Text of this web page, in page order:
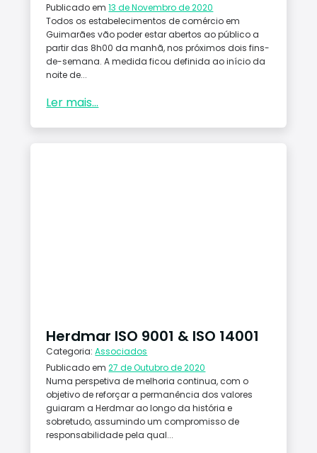
Publicado em13 de Novembro de 2020
Todos os estabelecimentos de comércio em
Guimarães vão poder estar abertos ao público a
partir das 8h00 da manhã, nos próximos dois fins-
de-semana. A medida ficou definida ao início da
noite de...
Ler mais...
Herdmar ISO 9001 & ISO 14001
Categoria:Associados
Publicado em27 de Outubro de 2020
Numa perspetiva de melhoria continua, com o
objetivo de reforçar a permanência dos valores
guiaram a Herdmar ao longo da história e
sobretudo, assumindo um compromisso de
responsabilidade pela qual...